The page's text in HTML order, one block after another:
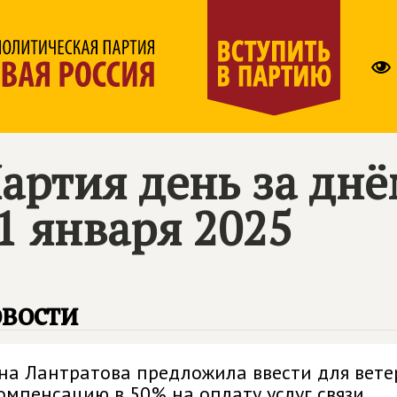
день за
января 2025
Лантратова предложила ввести для